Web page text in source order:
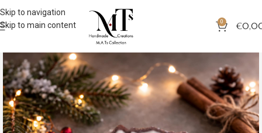
Skip to navigation
Skip to main content
0 €